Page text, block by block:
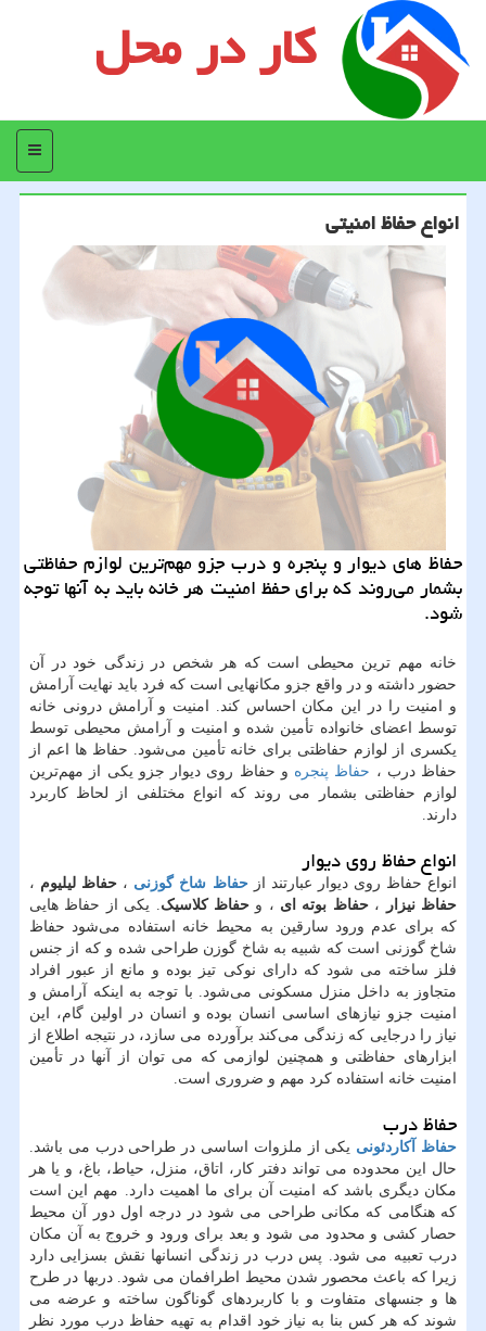
کار در محل
منو
انواع حفاظ امنیتی
حفاظ‌ های دیوار و پنجره و درب جزو مهم‌ترین لوازم حفاظتی
بشمار می‌روند كه برای حفظ امنیت هر خانه باید به آنها توجه
شود.
خانه مهم ترین محیطی است که هر شخص در زندگی خود در آن
حضور داشته و در واقع جزو مکانهایی است که فرد باید نهایت آرامش
و امنیت را در این مکان احساس کند. امنیت و آرامش درونی خانه
توسط اعضای خانواده تأمین شده و امنیت و آرامش محیطی توسط
یکسری از لوازم حفاظتی برای خانه تأمین می‌شود. حفاظ‌ ها اعم از
حفاظ درب ، حفاظ پنجره و حفاظ روی دیوار جزو یکی از مهم‌ترین
لوازم حفاظتی بشمار می روند که انواع مختلفی از لحاظ کاربرد
دارند.
انواع حفاظ روی دیوار
انواع حفاظ روی دیوار عبارتند ازحفاظ شاخ گوزنی ، حفاظ لیلیوم ،
حفاظ نیزار
،حفاظ بوته ای ، وحفاظ کلاسیک . یکی از حفاظ‌ هایی
که برای عدم ورود سارقین به محیط خانه استفاده می‌شود حفاظ
شاخ گوزنی است که شبیه به شاخ گوزن طراحی شده و که از جنس
فلز ساخته می شود که دارای نوکی تیز بوده و مانع از عبور افراد
متجاوز به داخل منزل مسکونی می‌شود. با توجه به اینکه آرامش و
امنیت جزو نیازهای اساسی انسان بوده و انسان در اولین گام، این
نیاز را درجایی که زندگی می‌کند برآورده می سازد، در نتیجه اطلاع از
ابزارهای حفاظتی و همچنین لوازمی که می توان از آنها در تأمین
امنیت خانه استفاده کرد مهم و ضروری است.
حفاظ درب
حفاظ آکاردئونی یکی از ملزوات اساسی در طراحی درب می باشد.
حال این محدوده می تواند دفتر کار، اتاق، منزل، حیاط، باغ، و یا هر
مکان دیگری باشد که امنیت آن برای ما اهمیت دارد. مهم این است
که هنگامی که مکانی طراحی می شود در درجه اول دور آن محیط
حصار کشی و محدود می شود و بعد برای ورود و خروج به آن مکان
درب تعبیه می شود. پس درب در زندگی انسانها نقش بسزایی دارد
زیرا که باعث محصور شدن محیط اطرافمان می شود. دربها در طرح
ها و جنسهای متفاوت و با کاربردهای گوناگون ساخته و عرضه می
شوند که هر کس بنا به نیاز خود اقدام به تهیه حفاظ درب مورد نظر